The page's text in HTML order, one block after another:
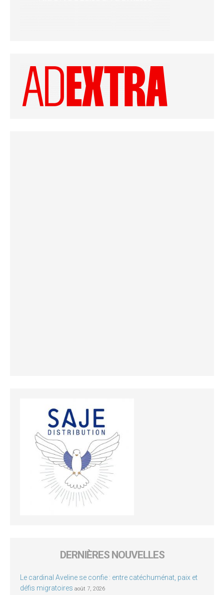
DERNIÈRES NOUVELLES
Le cardinal Aveline se confie : entre catéchuménat, paix et
défis migratoires août 7, 2026